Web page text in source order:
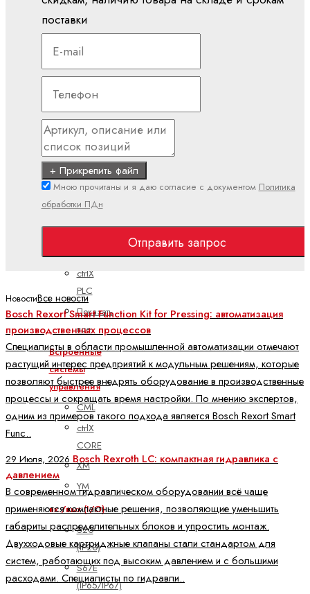
ctrlX
АВТОМАТИЗАЦИЯ
ctrlX
DRIVE
ctrlX
HMI
ctrlX
IOT
MOTION
ctrlX
PLC
Показать
все
Встроенные
системы
управления
CML
ctrlX
CORE
XM
YM
вх./вых (I/O)
S20
(IP20)
S67E
(IP65/IP67)
поставки
+ Прикрепить файл
Мною прочитаны и я даю согласие с документом Политика
обработки ПДн
Отправить запрос
НовостиВсе новости
Bosch Rexort Smart Function Kit for Pressing: автоматизация
производственных процессов
Специалисты в области промышленной автоматизации отмечают
растущий интерес предприятий к модульным решениям, которые
позволяют быстрее внедрять оборудование в производственные
процессы и сокращать время настройки. По мнению экспертов,
одним из примеров такого подхода является Bosch Rexort Smart
Func..
29 Июля, 2026 Bosch Rexroth LC: компактная гидравлика с
давлением
В современном гидравлическом оборудовании всё чаще
применяются компактные решения, позволяющие уменьшить
габариты распределительных блоков и упростить монтаж.
Двухходовые картриджные клапаны стали стандартом для
систем, работающих под высоким давлением и с большими
расходами. Специалисты по гидравли..